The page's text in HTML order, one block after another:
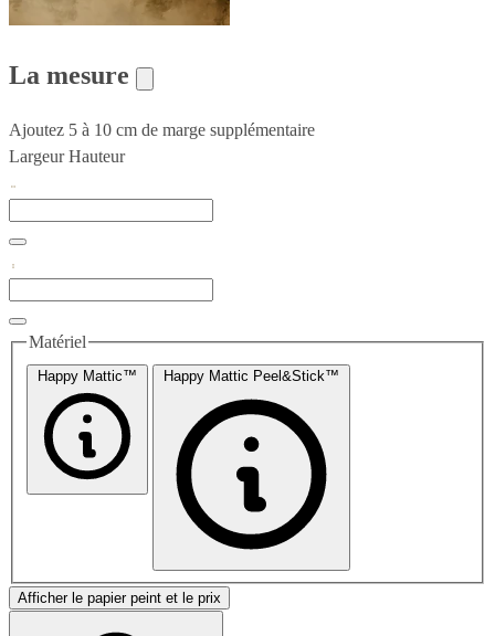
La mesure
Ajoutez 5 à 10 cm de marge supplémentaire
Largeur Hauteur
Matériel
Happy Mattic™ Happy Mattic Peel&Stick™
Afficher le papier peint et le prix